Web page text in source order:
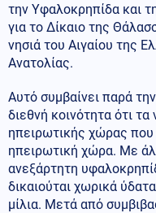
την Υφαλοκρηπίδα και
για το Δίκαιο της
νησιά του Αιγαίου της
Ανατολίας.
Αυτό συμβαίνει παρά
διεθνή κοινότητα ότι
ηπειρωτικής χώρας που
ηπειρωτική χώρα. Με
ανεξάρτητη
δικαιούται χωρικά
μίλια. Μετά από